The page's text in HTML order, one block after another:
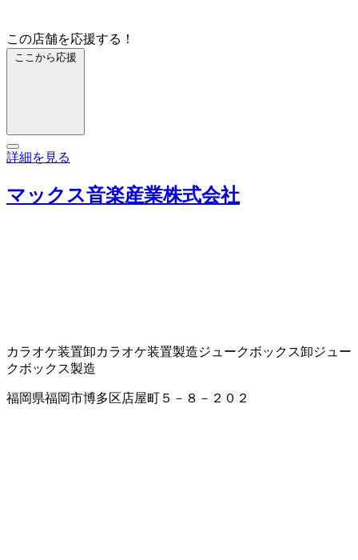
この店舗を応援する！
ここから応援
詳細を見る
マックス音楽産業株式会社
カラオケ装置卸カラオケ装置製造ジュークボックス卸ジュー
クボックス製造
福岡県福岡市博多区店屋町５－８－２０２